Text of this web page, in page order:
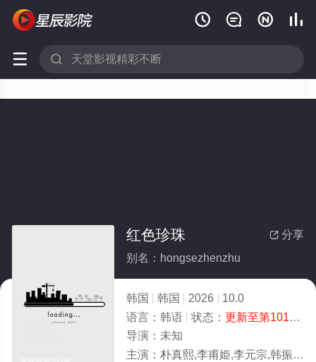
   
 
 分享
红色珍珠
别名：hongsezhenzhu
韩国 韩国 2026
10.0
语言： 韩语 状态： 更新至第101集
导演： 未知
主演： 朴真熙,李甫姫,李元宗,韩振熙,李应敬,李代延,金惠仙,金宣敬,이정용,채빈